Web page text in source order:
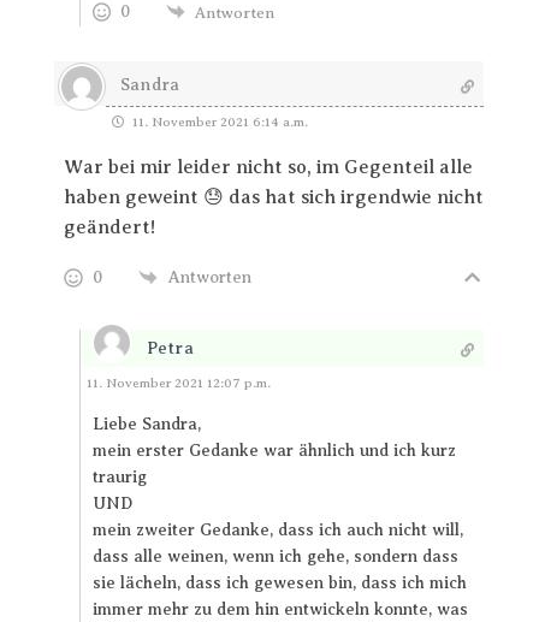
0 Antworten
Sandra
11. November 2021 6:14 a.m.
War bei mir leider nicht so, im Gegenteil alle
haben geweint 😓 das hat sich irgendwie nicht
geändert!
0 Antworten
Petra
Antworten
11. November 2021 12:07 p.m.
Liebe Sandra,
mein erster Gedanke war ähnlich und ich kurz
traurig
UND
mein zweiter Gedanke, dass ich auch nicht will,
dass alle weinen, wenn ich gehe, sondern dass
sie lächeln, dass ich gewesen bin, dass ich mich
immer mehr zu dem hin entwickeln konnte, was